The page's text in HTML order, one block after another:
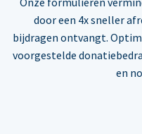
door een 4x sneller
bijdragen ontvangt.
voorgestelde
en